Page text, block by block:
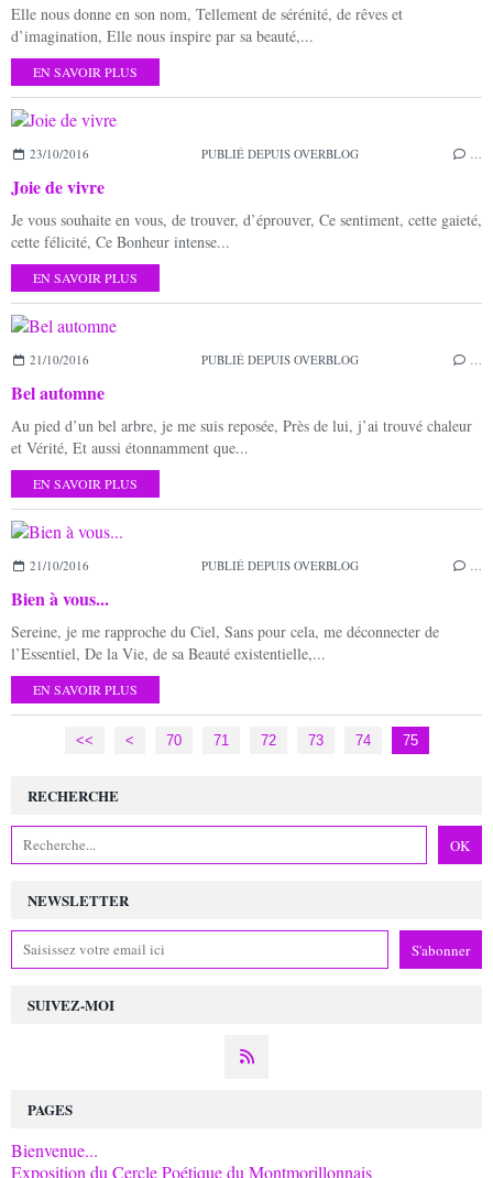
Elle nous donne en son nom, Tellement de sérénité, de rêves et
d’imagination, Elle nous inspire par sa beauté,...
EN SAVOIR PLUS
23/10/2016 PUBLIÉ DEPUIS OVERBLOG
Joie de vivre
Je vous souhaite en vous, de trouver, d’éprouver, Ce sentiment, cette gaieté,
cette félicité, Ce Bonheur intense...
EN SAVOIR PLUS
21/10/2016 PUBLIÉ DEPUIS OVERBLOG
Bel automne
Au pied d’un bel arbre, je me suis reposée, Près de lui, j’ai trouvé chaleur
et Vérité, Et aussi étonnamment que...
EN SAVOIR PLUS
21/10/2016 PUBLIÉ DEPUIS OVERBLOG
Bien à vous...
Sereine, je me rapproche du Ciel, Sans pour cela, me déconnecter de
l’Essentiel, De la Vie, de sa Beauté existentielle,...
EN SAVOIR PLUS
<< < 10
20
30
40
50
60
70 71 72 73 74 75
NEWSLETTER
SUIVEZ-MOI
RECHERCHE
PAGES
Bienvenue...
Exposition du Cercle Poétique du Montmorillonnais